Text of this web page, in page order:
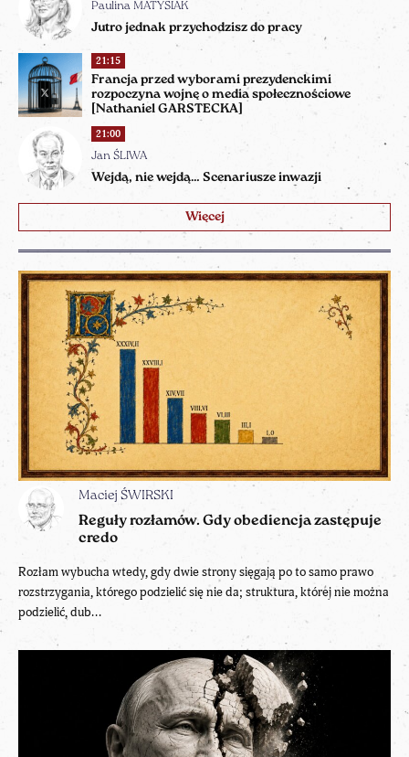
Paulina MATYSIAK
Jutro jednak przychodzisz do pracy
21:15
Francja przed wyborami prezydenckimi
rozpoczyna wojnę o media społecznościowe
[Nathaniel GARSTECKA]
21:00
Jan ŚLIWA
Wejdą, nie wejdą… Scenariusze inwazji
Więcej
Maciej ŚWIRSKI
Reguły rozłamów. Gdy obediencja zastępuje
credo
Rozłam wybucha wtedy, gdy dwie strony sięgają po to samo prawo
rozstrzygania, którego podzielić się nie da; struktura, której nie można
podzielić, dub...